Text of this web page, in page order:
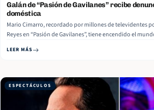
Galán de “Pasión de Gavilanes” recibe
doméstica
Mario Cimarro, recordado por millones de televidentes
Reyes en “Pasión de Gavilanes”, tiene encendido el
luego que se confirmara su divorcio. El actor cubano no
matrimonio con la modelo eslovaca Bronislava
LEER MÁS
ESPECTÁCULOS